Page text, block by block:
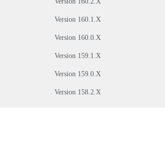
Version 160.1.X
Version 160.0.X
Version 159.1.X
Version 159.0.X
Version 158.2.X